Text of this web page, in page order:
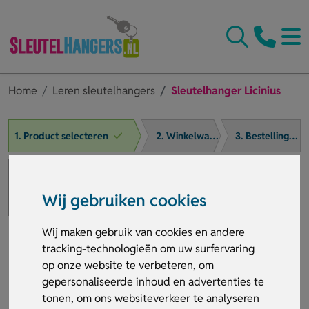
Wij gebruiken cookies
Wij maken gebruik van cookies en andere
tracking-technologieën om uw surfervaring
op onze website te verbeteren, om
gepersonaliseerde inhoud en advertenties te
tonen, om ons websiteverkeer te analyseren
Home Leren sleutelhangers Sleutelhanger Licinius
1. Product selecteren 2. Winkelwagen 3. Bestelling afronden